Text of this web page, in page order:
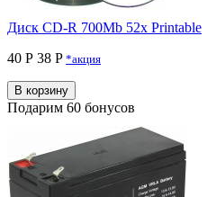
Диск CD-R 700Mb 52x Printable
40 Р 38 P *акция
В корзину
Подарим 60 бонусов